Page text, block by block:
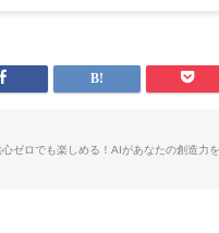
心ゼロでも楽しめる！AIがあなたの創造力